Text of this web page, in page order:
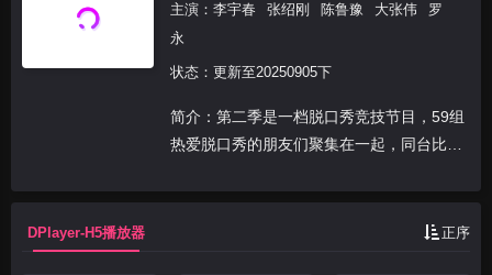
主演： 李宇春 张绍刚 陈鲁豫 大张伟
罗
永
状态：更新至20250905下
简介：第二季是一档脱口秀竞技节目，59组
热爱脱口秀的朋友们聚集在一起，同台比
应对生活挑战，用自己的真实人生经历作为
鲜活样本，让观众们找到生活参照，获得力
DPlayer-H5播放器 正序